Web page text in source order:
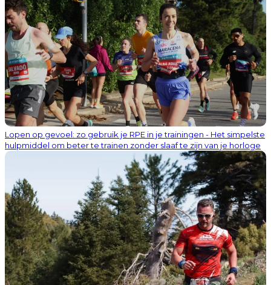
Lopen op gevoel: zo gebruik je RPE in je trainingen - Het simpelste
hulpmiddel om beter te trainen zonder slaaf te zijn van je horloge